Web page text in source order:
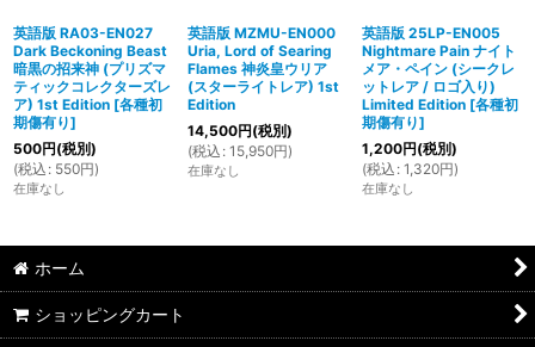
英語版 RA03-EN027
Dark Beckoning Beast
暗黒の招来神 (プリズマ
ティックコレクターズレ
ア) 1st Edition [各種初
期傷有り]
500円(税別)
(税込 : 550円)
在庫なし
英語版 MZMU-EN000
Uria, Lord of Searing
Flames 神炎皇ウリア
(スターライトレア) 1st
Edition
14,500円(税別)
(税込 : 15,950円)
在庫なし
英語版 25LP-EN005
Nightmare Pain ナイト
メア・ペイン (シークレ
ットレア / ロゴ入り)
Limited Edition [各種初
期傷有り]
1,200円(税別)
(税込 : 1,320円)
在庫なし
ホーム
ショッピングカート